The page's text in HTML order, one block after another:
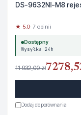
DS-9632NI-M8
★ 5.0· 7 opinii
Dostępny
Wysyłka 24h
11 932,00 zł
Dodaj do porównania